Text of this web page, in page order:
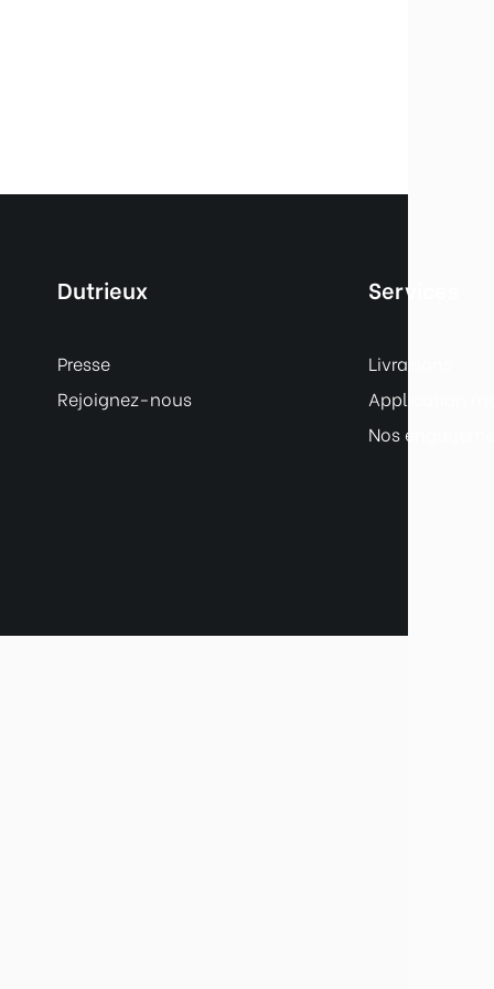
Dutrieux
Presse
Rejoignez-nous
Services
Livraisons
Application
Nos